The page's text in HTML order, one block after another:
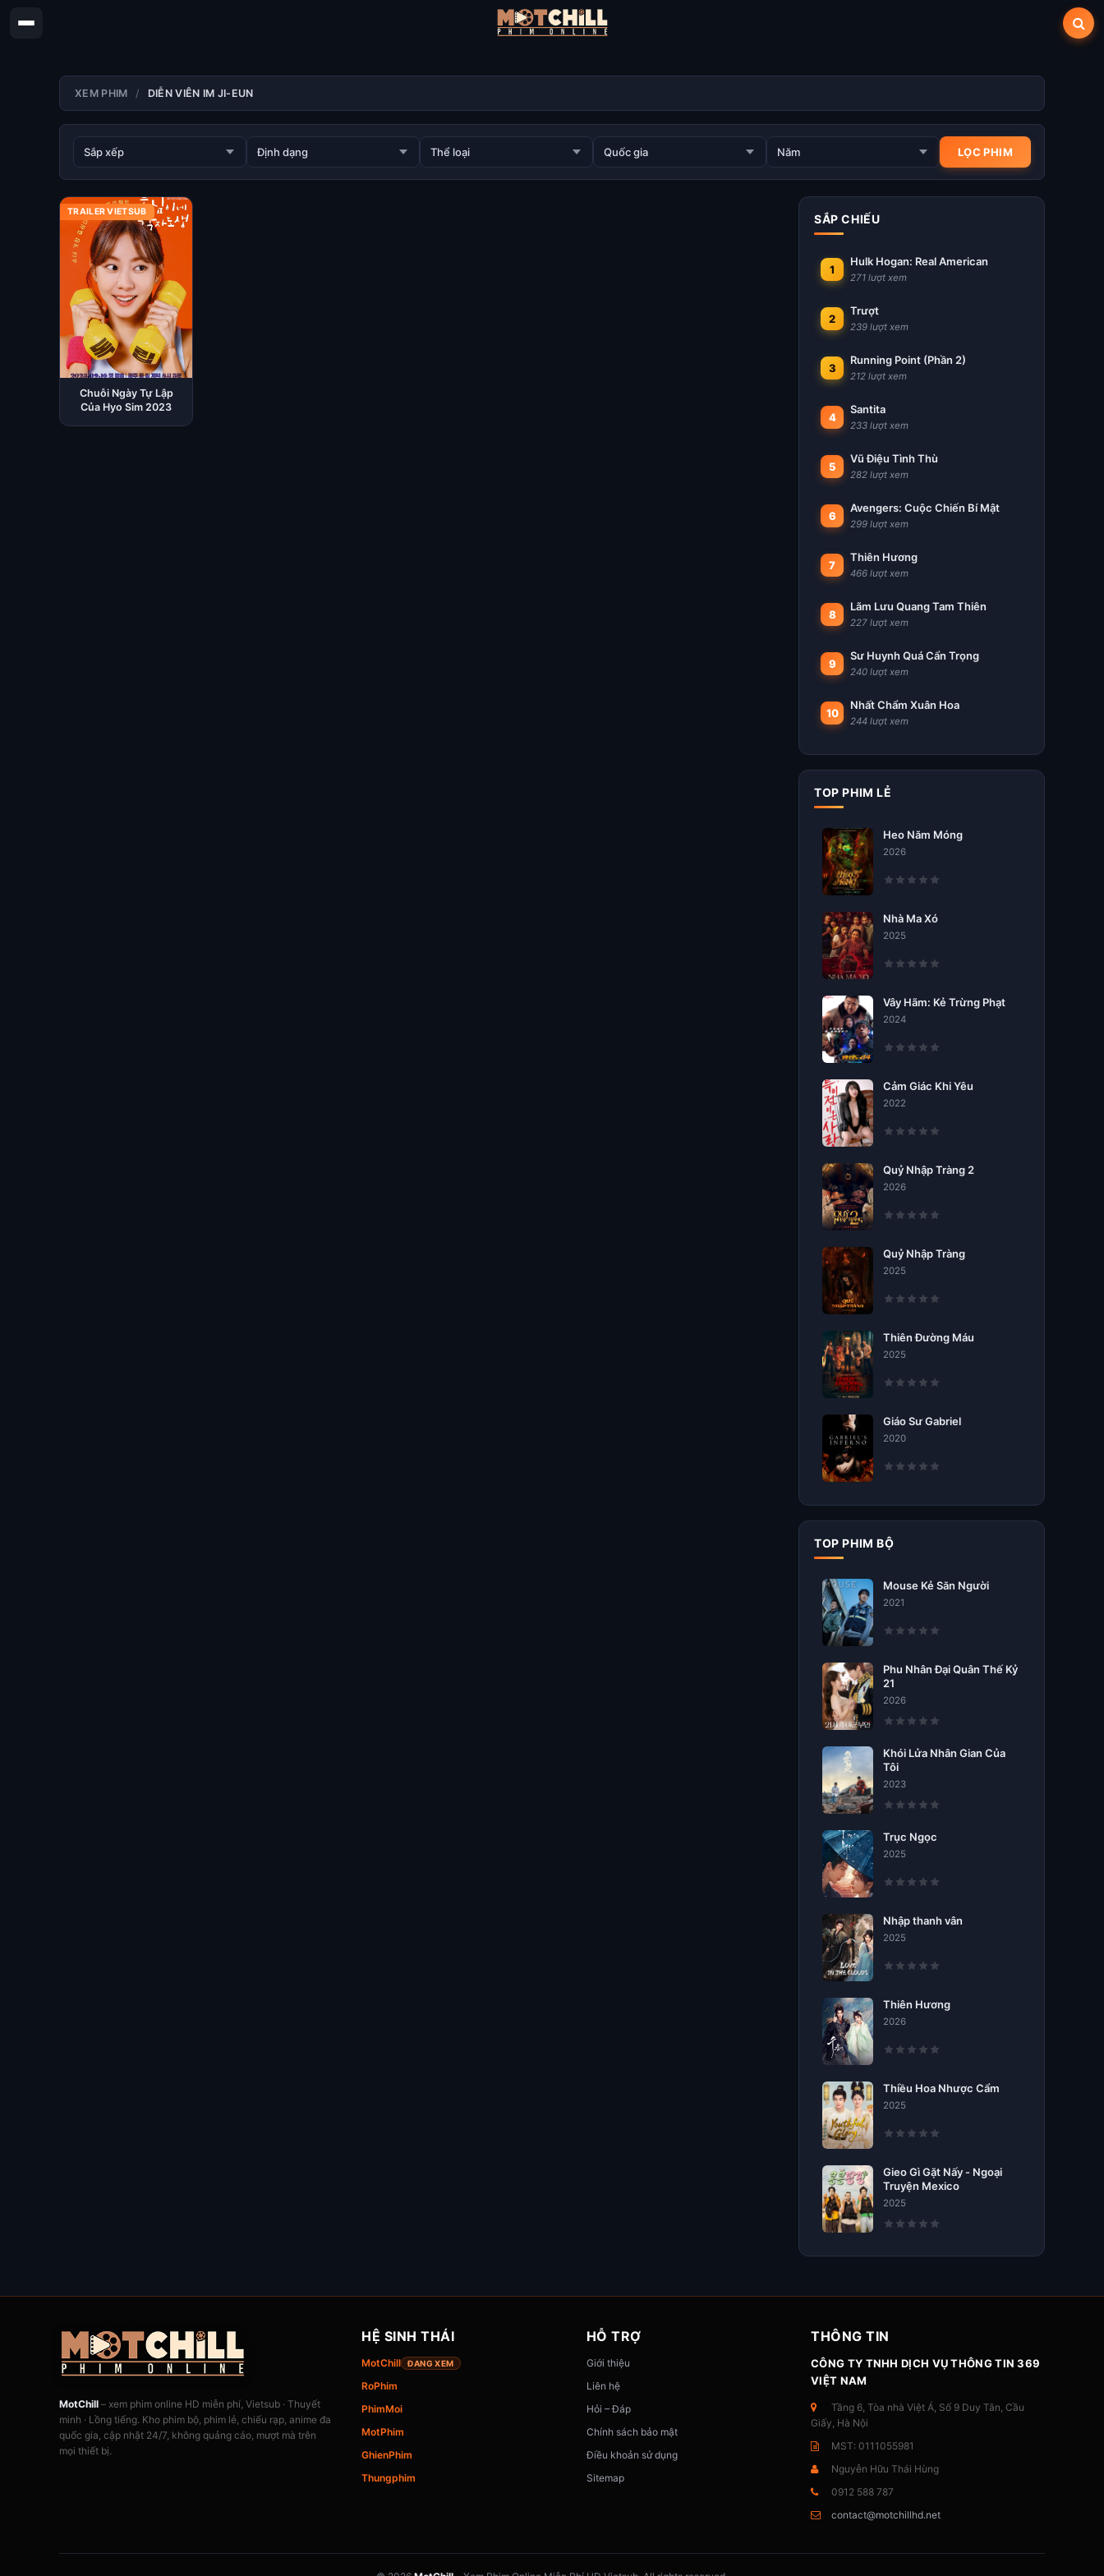
XEM PHIM DIỄN VIÊN IM JI-EUN
TRAILER VIETSUB
Chuỗi Ngày Tự Lập
Của Hyo Sim 2023
SẮP CHIẾU
1
Hulk Hogan: Real American
271 lượt xem
2
Trượt
239 lượt xem
3
Running Point (Phần 2)
212 lượt xem
4
Santita
233 lượt xem
5
Vũ Điệu Tình Thù
282 lượt xem
6
Avengers: Cuộc Chiến Bí Mật
299 lượt xem
7
Thiên Hương
466 lượt xem
8
Lãm Lưu Quang Tam Thiên
227 lượt xem
9
Sư Huynh Quá Cẩn Trọng
240 lượt xem
10
Nhất Chẩm Xuân Hoa
244 lượt xem
TOP PHIM LẺ
Heo Năm Móng
2026
Nhà Ma Xó
2025
Vây Hãm: Kẻ Trừng Phạt
2024
Cảm Giác Khi Yêu
2022
Quỷ Nhập Tràng 2
2026
Quỷ Nhập Tràng
2025
Thiên Đường Máu
2025
Giáo Sư Gabriel
2020
TOP PHIM BỘ
Mouse Kẻ Săn Người
2021
Phu Nhân Đại Quân Thế Kỷ
21
2026
Khói Lửa Nhân Gian Của
Tôi
2023
Trục Ngọc
2025
Nhập thanh vân
2025
Thiên Hương
2026
Thiều Hoa Nhược Cẩm
2025
Gieo Gì Gặt Nấy - Ngoại
Truyện Mexico
2025
MotChill – xem phim online HD miễn phí, Vietsub · Thuyết
minh · Lồng tiếng. Kho phim bộ, phim lẻ, chiếu rạp, anime đa
quốc gia, cập nhật 24/7, không quảng cáo, mượt mà trên
mọi thiết bị.
HỆ SINH THÁI
MotChill ĐANG XEM
RoPhim
PhimMoi
MotPhim
GhienPhim
Thungphim
HỖ TRỢ
Giới thiệu
Liên hệ
Hỏi – Đáp
Chính sách bảo mật
Điều khoản sử dụng
Sitemap
THÔNG TIN
CÔNG TY TNHH DỊCH VỤ THÔNG TIN 369
VIỆT NAM
Tầng 6, Tòa nhà Việt Á, Số 9 Duy Tân, Cầu
Giấy, Hà Nội
MST: 0111055981
Nguyễn Hữu Thái Hùng
0912 588 787
contact@motchillhd.net